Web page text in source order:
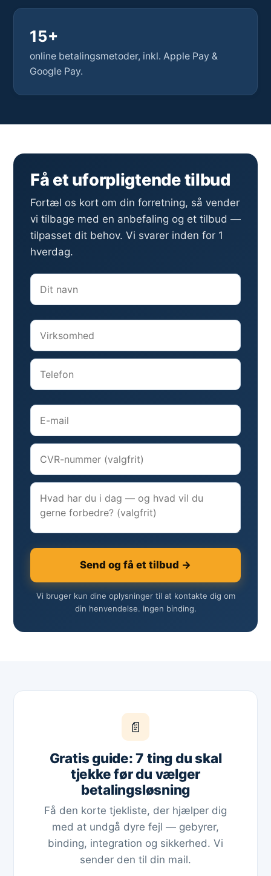
15+
online betalingsmetoder, inkl. Apple Pay &
Google Pay.
Få et uforpligtende tilbud
Fortæl os kort om din forretning, så vender
vi tilbage med en anbefaling og et tilbud —
tilpasset dit behov. Vi svarer inden for 1
hverdag.
Send og få et tilbud →
Vi bruger kun dine oplysninger til at kontakte dig om
din henvendelse. Ingen binding.
📄
Gratis guide: 7 ting du skal
tjekke før du vælger
betalingsløsning
Få den korte tjekliste, der hjælper dig
med at undgå dyre fejl — gebyrer,
binding, integration og sikkerhed. Vi
sender den til din mail.